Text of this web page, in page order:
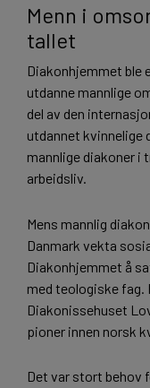
Menn i
tallet
Diakonhjemmet ble
utdanne mannlige
del av den
utdannet kvinnelige
mannlige diakoner i
arbeidsliv.
Mens mannlig
Danmark vekta
Diakonhjemmet å
med teologiske fag.
Diakonissehuset
pioner innen norsk
Det var stort behov